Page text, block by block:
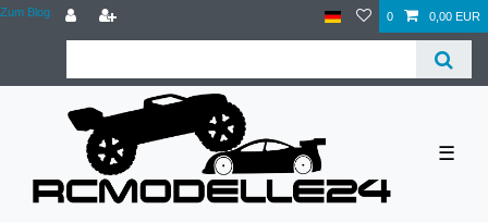
Zum Blog 0 0,00 EUR
☰